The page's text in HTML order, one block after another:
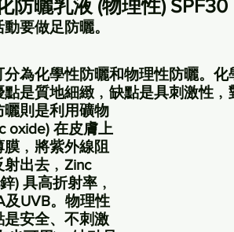
防曬乳液 (物理性) SPF30
要做足防曬。
分為化學性防曬和物理性防曬。
是質地細緻﹐缺點是具刺激性﹐
曬則是利用礦物
oxide) 在皮膚上
膜﹐將紫外線阻
射出去﹐Zinc
) 具高折射率﹐
及UVB。物理性
是安全、不刺激